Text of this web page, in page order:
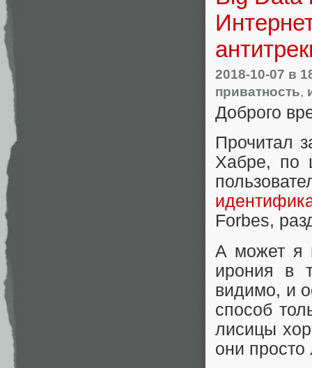
2018-10-07 в
приватность,
Доброго
Прочитал
Хабре, по
Forbes,
А может я
ирония в
видимо, и
способ
лисицы
они